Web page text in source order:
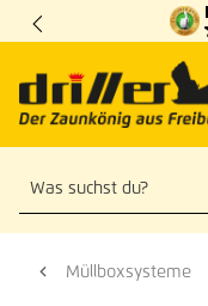
Zum Hauptinhalt
Müllboxsysteme